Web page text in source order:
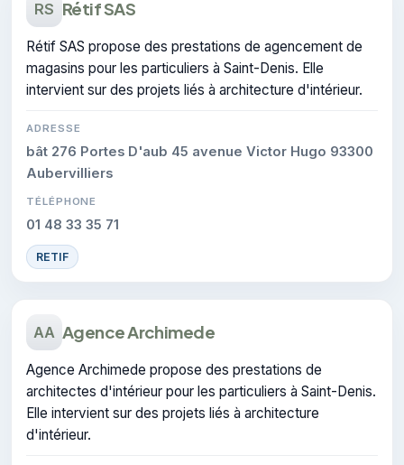
RS Rétif SAS
Rétif SAS propose des prestations de agencement de
magasins pour les particuliers à Saint-Denis. Elle
intervient sur des projets liés à architecture d'intérieur.
ADRESSE
bât 276 Portes D'aub 45 avenue Victor Hugo 93300
Aubervilliers
TÉLÉPHONE
01 48 33 35 71
RETIF
AA Agence Archimede
Agence Archimede propose des prestations de
architectes d'intérieur pour les particuliers à Saint-Denis.
Elle intervient sur des projets liés à architecture
d'intérieur.